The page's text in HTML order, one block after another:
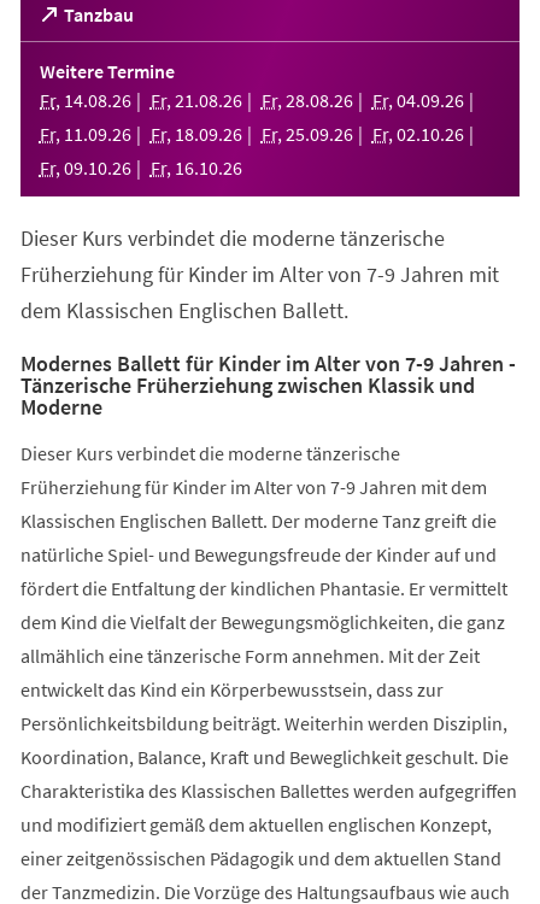
Tanzbau
(Öffnet
in
einem
neuen
Tab)
Weitere Termine
Fr, 14.08.26 Fr, 21 .08.26 Fr, 28.08.26 Fr, 04.09.26
Fr, 11 .09.26 Fr, 18.09.26 Fr, 25.09.26 Fr, 02.10.26
Fr, 09.10.26 Fr, 16.10.26
Dieser Kurs verbindet die moderne tänzerische
Früherziehung für Kinder im Alter von 7-9 Jahren mit
dem Klassischen Englischen Ballett.
Modernes Ballett für Kinder im Alter von 7-9 Jahren -
Tänzerische Früherziehung zwischen Klassik und
Moderne
Dieser Kurs verbindet die moderne tänzerische
Früherziehung für Kinder im Alter von 7-9 Jahren mit dem
Klassischen Englischen Ballett. Der moderne Tanz greift die
natürliche Spiel- und Bewegungsfreude der Kinder auf und
fördert die Entfaltung der kindlichen Phantasie. Er vermittelt
dem Kind die Vielfalt der Bewegungsmöglichkeiten, die ganz
allmählich eine tänzerische Form annehmen. Mit der Zeit
entwickelt das Kind ein Körperbewusstsein, dass zur
Persönlichkeitsbildung beiträgt. Weiterhin werden Disziplin,
Koordination, Balance, Kraft und Beweglichkeit geschult. Die
Charakteristika des Klassischen Ballettes werden aufgegriffen
und modifiziert gemäß dem aktuellen englischen Konzept,
einer zeitgenössischen Pädagogik und dem aktuellen Stand
der Tanzmedizin. Die Vorzüge des Haltungsaufbaus wie auch